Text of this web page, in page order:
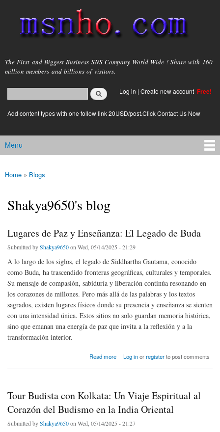
main
content
msnho.com
The First and Biggest Business SNS Company World Wide ! Share with 160
million members and billions of visitors.
Search form
login link
Log in | Create new account Free!
Add content types with one follow link 20USD/post.Click Contact Us Now
Main menu
Menu
You are here
Home » Blogs
Shakya9650's blog
Lugares de Paz y Enseñanza: El Legado de Buda
Submitted byShakya9650on Wed, 05/14/2025 - 21:29
A lo largo de los siglos, el legado de Siddhartha Gautama, conocido
como Buda, ha trascendido fronteras geográficas, culturales y temporales.
Su mensaje de compasión, sabiduría y liberación continúa resonando en
los corazones de millones. Pero más allá de las palabras y los textos
sagrados, existen lugares físicos donde su presencia y enseñanza se sienten
con una intensidad única. Estos sitios no solo guardan memoria histórica,
sino que emanan una energía de paz que invita a la reflexión y a la
transformación interior.
Read more
about Lugares de Paz y Enseñanza: El Legado de Buda
Log inorregisterto post comments
Tour Budista con Kolkata: Un Viaje Espiritual al
Corazón del Budismo en la India Oriental
Submitted byShakya9650on Wed, 05/14/2025 - 21:27